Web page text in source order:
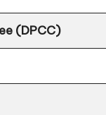
(DPCC)